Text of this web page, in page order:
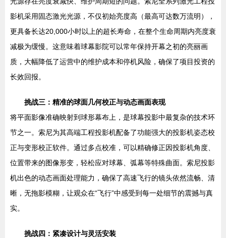
影机采用固态激光光源，不仅初始亮度高（最高可达数万流明），
更具备长达20,000小时以上的超长寿命，在整个生命周期内亮度衰
减极为缓慢。这意味着球幕影院可以常年保持开幕之初的亮丽画
质，大幅降低了运营中的维护成本和停机风险，确保了项目投资的
长效回报。
挑战三：精准的球面几何校正与动态画面表现
将平面影像准确映射到球形幕布上，是球幕投影中最复杂的技术环
节之一。索尼为其高端工程投影机配备了功能强大的投影机姿态校
正与变形校正软件。通过多点校准，可以精确修正因投影机角度、
位置带来的图像形变，轻松应对球幕、弧幕等特殊曲面。索尼投影
机出色的动态画面处理能力，确保了高速飞行的镜头依然流畅、清
晰，无拖影模糊，让观众在“飞行”中感受到每一处细节的震撼与真
实。
挑战四：紧凑设计与灵活安装